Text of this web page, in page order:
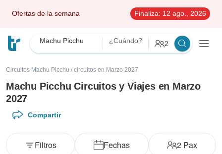
Ofertas de la semana Finaliza: 12 ago., 2026
Machu Picchu ¿Cuándo? 2
Circuitos Machu Picchu / circuitos en Marzo 2027
Machu Picchu Circuitos y Viajes en Marzo
2027
Compartir
Fechas 2 Pax
Filtros